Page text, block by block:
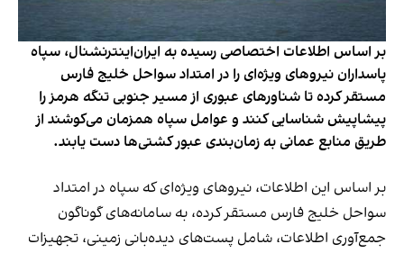
بر اساس اطلاعات اختصاصی رسیده به ایران‌اینترنشنال، سپاه
پاسداران نیروهای ویژه‌ای را در امتداد سواحل خلیج فارس
مستقر کرده تا شناورهای عبوری از مسیر جنوبی تنگه هرمز را
پیشاپیش شناسایی کنند و عوامل سپاه همزمان می‌کوشند از
طریق منابع عمانی به زمان‌بندی عبور کشتی‌ها دست یابند.
بر اساس این اطلاعات، نیروهای ویژه‌ای که سپاه در امتداد
سواحل خلیج فارس مستقر کرده، به سامانه‌های گوناگون
جمع‌آوری اطلاعات، شامل پست‌های دیده‌بانی زمینی، تجهیزات